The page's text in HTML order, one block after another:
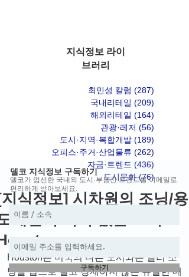
지식정보 라이
브러리
최민성 칼럼 (287)
국내리테일 (209)
해외리테일 (164)
관광·레저 (56)
도시·지역·복합개발 (189)
오피스·주거·산업물류 (262)
자금·트렌드 (436)
도시문화 (76)게시물 76
식정보] 시차원의 조닝/용
제한이 거의 없는 도시
Houston은 미국의 다른 도시와는 달리 조
닝을 법으로 결코 강제하지 않는 유일한 대
델코 지식정보 구독하기
델코가 엄선한 국내외 도시·부동산 트렌드를 이메일로
편리하게 받아보세요.
구독하기